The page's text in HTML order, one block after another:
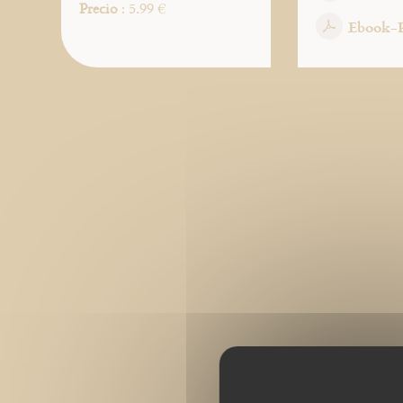
Precio: 5.99 €
Ebook-